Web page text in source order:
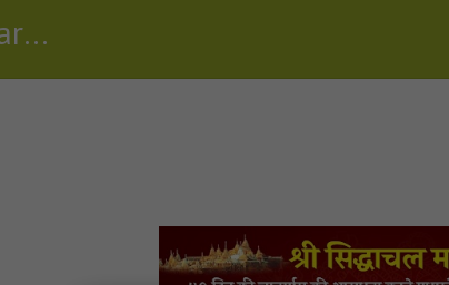
Dur Dur Thi Tara Darbare Mp3